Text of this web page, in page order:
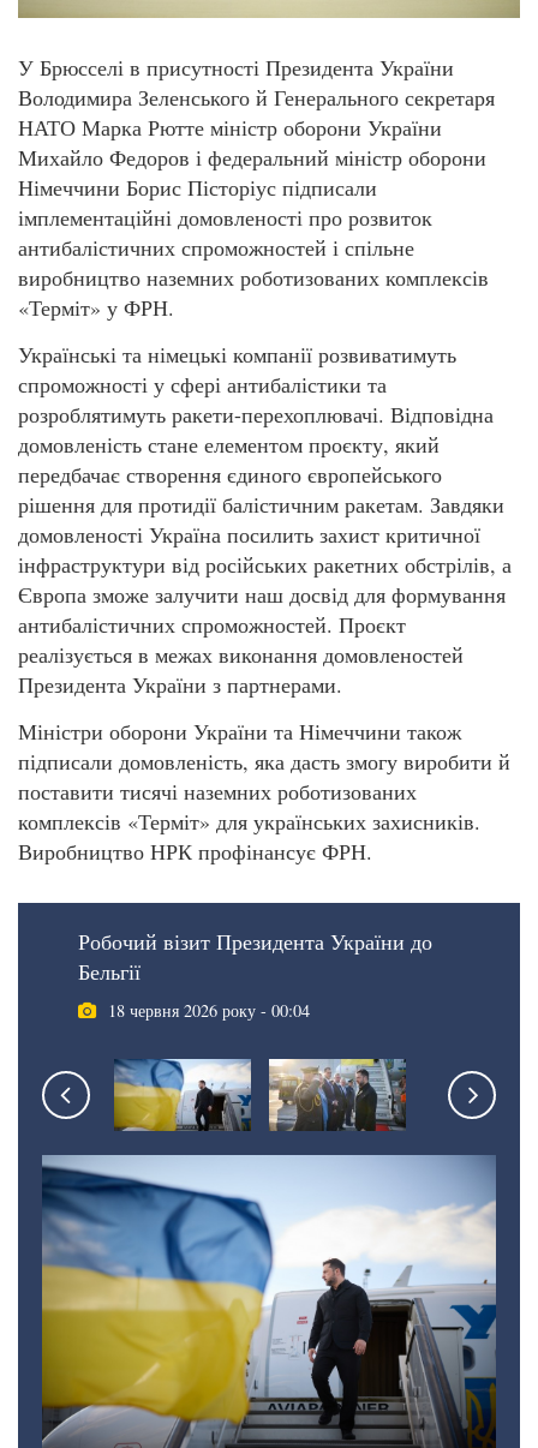
У Брюсселі в присутності Президента України
Володимира Зеленського й Генерального секретаря
НАТО Марка Рютте міністр оборони України
Михайло Федоров і федеральний міністр оборони
Німеччини Борис Пісторіус підписали
імплементаційні домовленості про розвиток
антибалістичних спроможностей і спільне
виробництво наземних роботизованих комплексів
«Терміт» у ФРН.
Українські та німецькі компанії розвиватимуть
спроможності у сфері антибалістики та
розроблятимуть ракети-перехоплювачі. Відповідна
домовленість стане елементом проєкту, який
передбачає створення єдиного європейського
рішення для протидії балістичним ракетам. Завдяки
домовленості Україна посилить захист критичної
інфраструктури від російських ракетних обстрілів, а
Європа зможе залучити наш досвід для формування
антибалістичних спроможностей. Проєкт
реалізується в межах виконання домовленостей
Президента України з партнерами.
Міністри оборони України та Німеччини також
підписали домовленість, яка дасть змогу виробити й
поставити тисячі наземних роботизованих
комплексів «Терміт» для українських захисників.
Виробництво НРК профінансує ФРН.
Робочий візит Президента України до
Бельгії
18 червня 2026 року - 00:04